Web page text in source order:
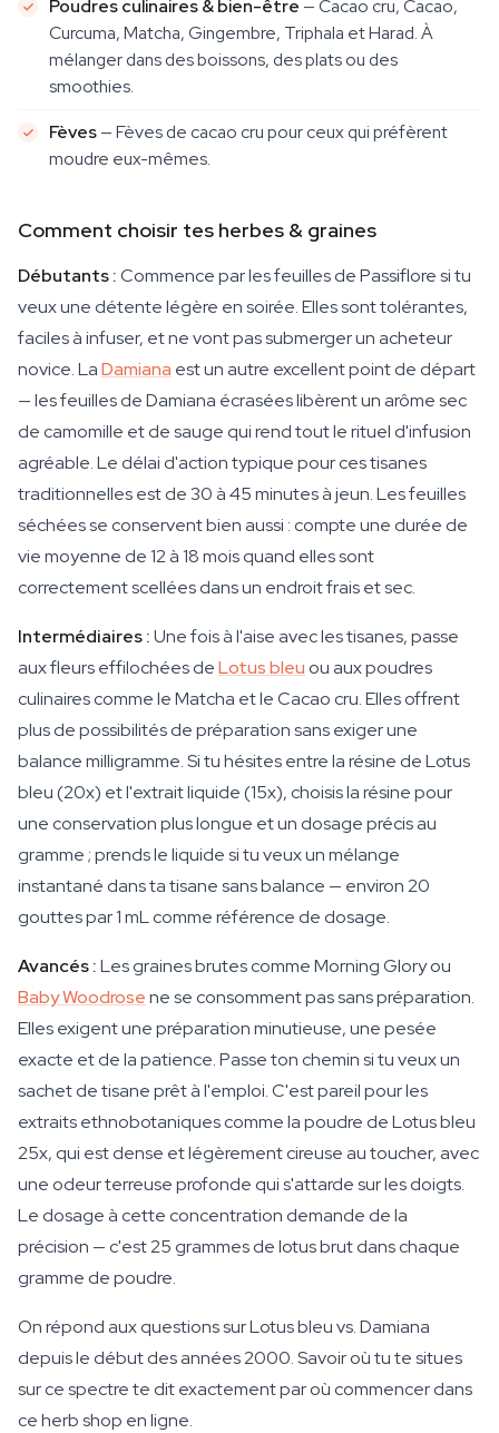
Poudres culinaires & bien-être — Cacao cru, Cacao,
Curcuma, Matcha, Gingembre, Triphala et Harad. À
mélanger dans des boissons, des plats ou des
smoothies.
Fèves— Fèves de cacao cru pour ceux qui préfèrent
moudre eux-mêmes.
Comment choisir tes herbes & graines
Débutants :Commence par les feuilles de Passiflore si tu
veux une détente légère en soirée. Elles sont tolérantes,
faciles à infuser, et ne vont pas submerger un acheteur
novice. LaDamiana est un autre excellent point de départ
— les feuilles de Damiana écrasées libèrent un arôme sec
de camomille et de sauge qui rend tout le rituel d'infusion
agréable. Le délai d'action typique pour ces tisanes
traditionnelles est de 30 à 45 minutes à jeun. Les feuilles
séchées se conservent bien aussi : compte une durée de
vie moyenne de 12 à 18 mois quand elles sont
correctement scellées dans un endroit frais et sec.
Intermédiaires :Une fois à l'aise avec les tisanes, passe
aux fleurs effilochées deLotus bleu ou aux poudres
culinaires comme le Matcha et le Cacao cru. Elles offrent
plus de possibilités de préparation sans exiger une
balance milligramme. Si tu hésites entre la résine de Lotus
bleu (20x) et l'extrait liquide (15x), choisis la résine pour
une conservation plus longue et un dosage précis au
gramme ; prends le liquide si tu veux un mélange
instantané dans ta tisane sans balance — environ 20
gouttes par 1 mL comme référence de dosage.
Avancés :Les graines brutes comme Morning Glory ou
Baby Woodrosene se consomment pas sans préparation.
Elles exigent une préparation minutieuse, une pesée
exacte et de la patience. Passe ton chemin si tu veux un
sachet de tisane prêt à l'emploi. C'est pareil pour les
extraits ethnobotaniques comme la poudre de Lotus bleu
25x, qui est dense et légèrement cireuse au toucher, avec
une odeur terreuse profonde qui s'attarde sur les doigts.
Le dosage à cette concentration demande de la
précision — c'est 25 grammes de lotus brut dans chaque
gramme de poudre.
On répond aux questions sur Lotus bleu vs. Damiana
depuis le début des années 2000. Savoir où tu te situes
sur ce spectre te dit exactement par où commencer dans
ce herb shop en ligne.